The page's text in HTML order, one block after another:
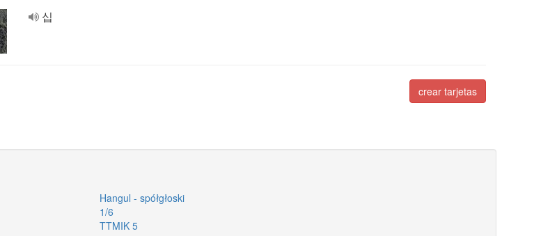
십
crear tarjetas
Hangul - spółgłoski
1/6
TTMIK 5